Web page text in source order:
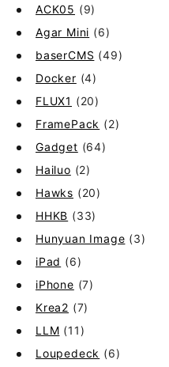
ACK05 (9)
Agar Mini (6)
baserCMS (49)
Docker (4)
FLUX1 (20)
FramePack (2)
Gadget (64)
Hailuo (2)
Hawks (20)
HHKB (33)
Hunyuan Image (3)
iPad (6)
iPhone (7)
Krea2 (7)
LLM (11)
Loupedeck (6)